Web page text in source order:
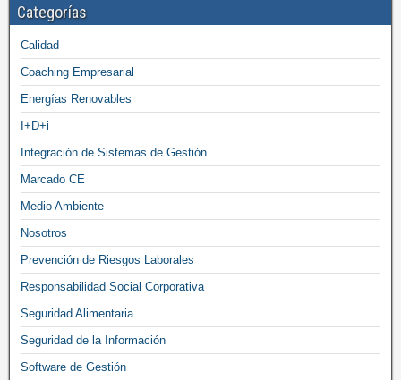
Categorías
Calidad
Coaching Empresarial
Energías Renovables
I+D+i
Integración de Sistemas de Gestión
Marcado CE
Medio Ambiente
Nosotros
Prevención de Riesgos Laborales
Responsabilidad Social Corporativa
Seguridad Alimentaria
Seguridad de la Información
Software de Gestión